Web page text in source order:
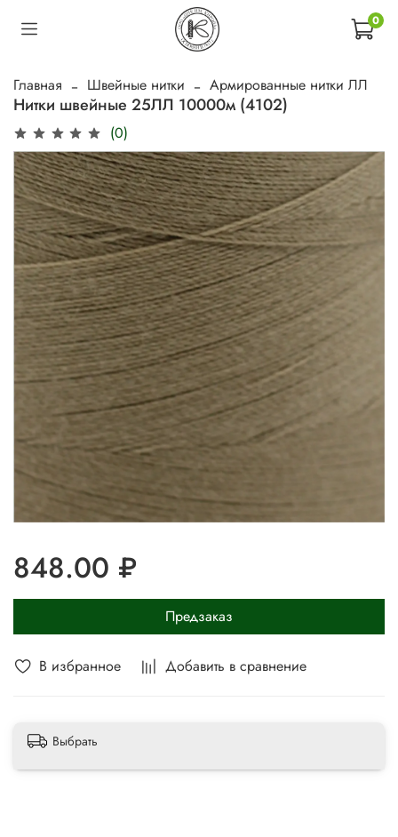
0
Главная Швейные нитки Армированные нитки ЛЛ
Нитки швейные 25ЛЛ 10000м (4102)
(0)
В избранное Добавить в сравнение
848.00 ₽
Предзаказ
Выбрать